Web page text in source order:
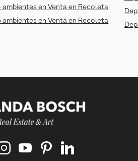
ambientes en Venta en Recoleta
ambientes en Venta en Recoleta